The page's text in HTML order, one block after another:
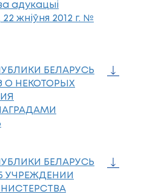
адукацыі
жніўня 2012 г. №
БЕЛАРУСЬ
О НЕКОТОРЫХ
БЕЛАРУСЬ
УЧРЕЖДЕНИИ